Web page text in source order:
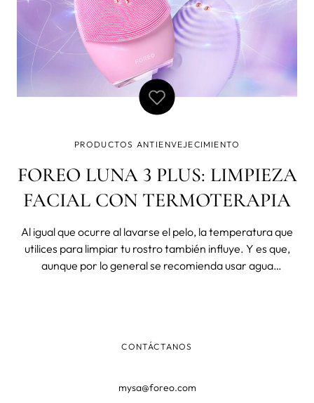
PRODUCTOS ANTIENVEJECIMIENTO
FOREO LUNA 3 PLUS: LIMPIEZA
FACIAL CON TERMOTERAPIA
Al igual que ocurre al lavarse el pelo, la temperatura que
utilices para limpiar tu rostro también influye. Y es que,
aunque por lo general se recomienda usar agua
CONTÁCTANOS
mysa@foreo.com